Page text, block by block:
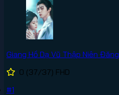
Giang Hồ Dạ Vũ Thập Niên Đăng
0 (37/37) FHD
#1